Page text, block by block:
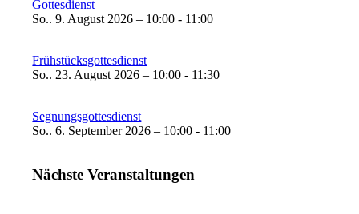
Gottesdienst
So.. 9. August 2026 – 10:00 - 11:00
Frühstücksgottesdienst
So.. 23. August 2026 – 10:00 - 11:30
Segnungsgottesdienst
So.. 6. September 2026 – 10:00 - 11:00
Nächste Veranstaltungen